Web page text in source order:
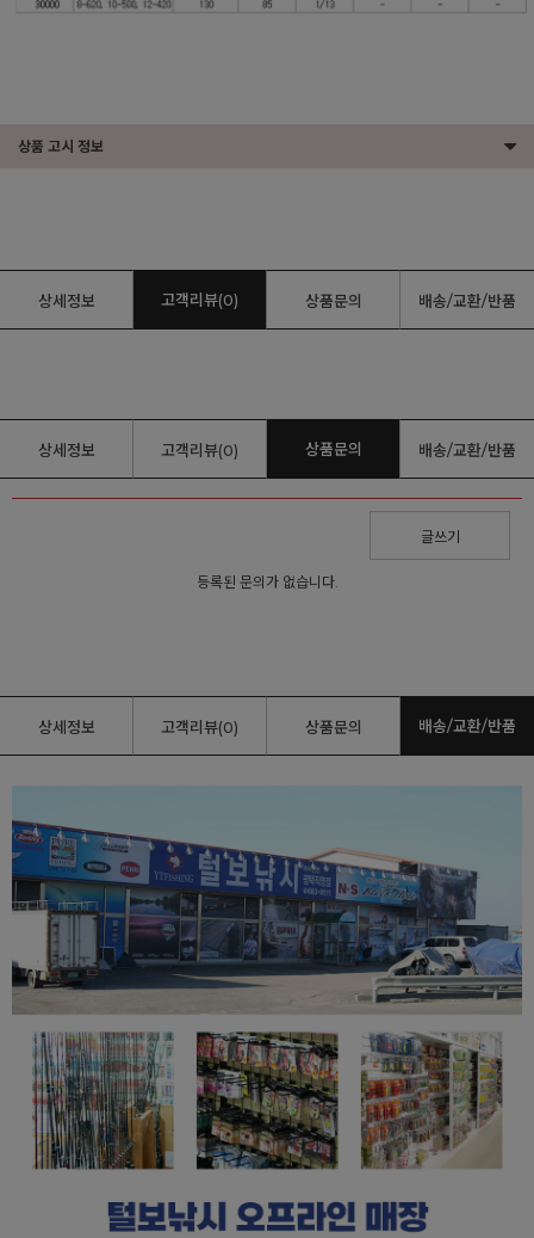
상품 고시 정보
상세정보 고객리뷰(0) 상품문의 배송/교환/반품
상세정보 고객리뷰(0) 상품문의 배송/교환/반품
글쓰기
등록된 문의가 없습니다.
상세정보 고객리뷰(0) 상품문의 배송/교환/반품